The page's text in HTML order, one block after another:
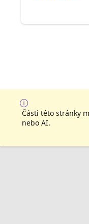
Části této stránky
nebo AI.